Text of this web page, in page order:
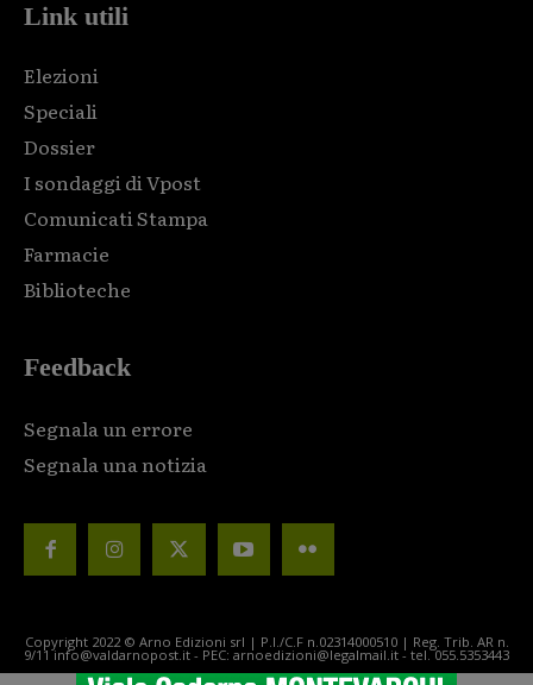
Link utili
Elezioni
Speciali
Dossier
I sondaggi di Vpost
Comunicati Stampa
Farmacie
Biblioteche
Feedback
Segnala un errore
Segnala una notizia
Copyright 2022 © Arno Edizioni srl | P.I./C.F n.02314000510 | Reg. Trib. AR n.
9/11 info@valdarnopost.it - PEC: arnoedizioni@legalmail.it - tel. 055.5353443